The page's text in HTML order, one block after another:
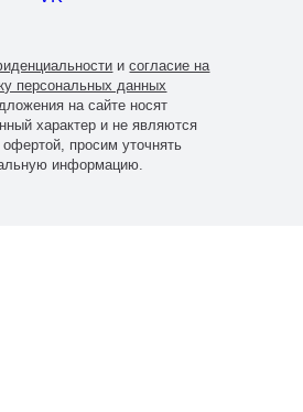
на сайте носят
характер и не являются
офертой, просим уточнять
информацию.
исогласие на
персональных данных